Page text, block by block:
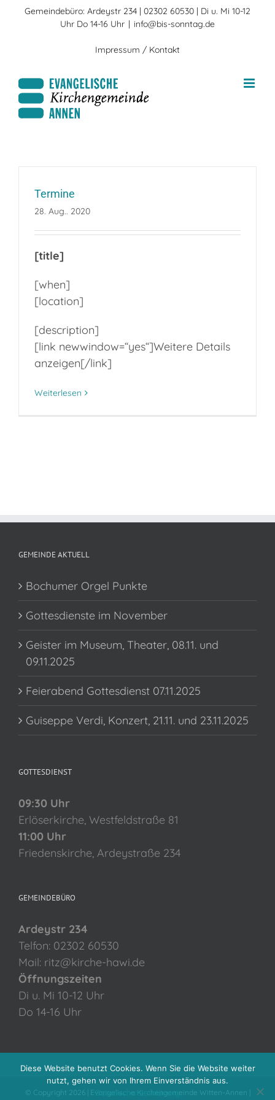
Gemeindebüro: Ardeystr 234 | 02302 60530 | Di u. Mi 10-12
Uhr Do 14-16 Uhr | info@bis-sonntag.de
Impressum / Kontakt
Termine
28. Aug.. 2020
[title]
[when]
[location]
[description]
[link newwindow=“yes“]Weitere Details
anzeigen[/link]
Weiterlesen
GEMEINDE AKTUELL
Bochumer Orgel Punkte
Gottesdienste im November
Geister im Museum, Theater, 08.11. und
09.11.2025
Feierabend Gottesdienst 07.11.2025
Guiseppe Verdi, Konzert, 21.11. und 23.11.2025
GOTTESDIENST
09:30 Uhr
Erlöserkirche, Westfeldstraße 81
11:00 Uhr
Friedenskirche, Ardeystraße 234
GEMEINDEBÜRO
Ardeystr 234
Telfon: 02302 60530
Mail: ritz@kirche-hawi.de
Öffnungszeiten
Di u. Mi 10-12 Uhr
Do 14-16 Uhr
© Copyright 2026 | Evangelische Kirchengemeinde Witten-Annen |
Diese Website benutzt Cookies. Wenn Sie die Website weiter
nutzt, gehen wir von Ihrem Einverständnis aus.
Datenschutzerklärung